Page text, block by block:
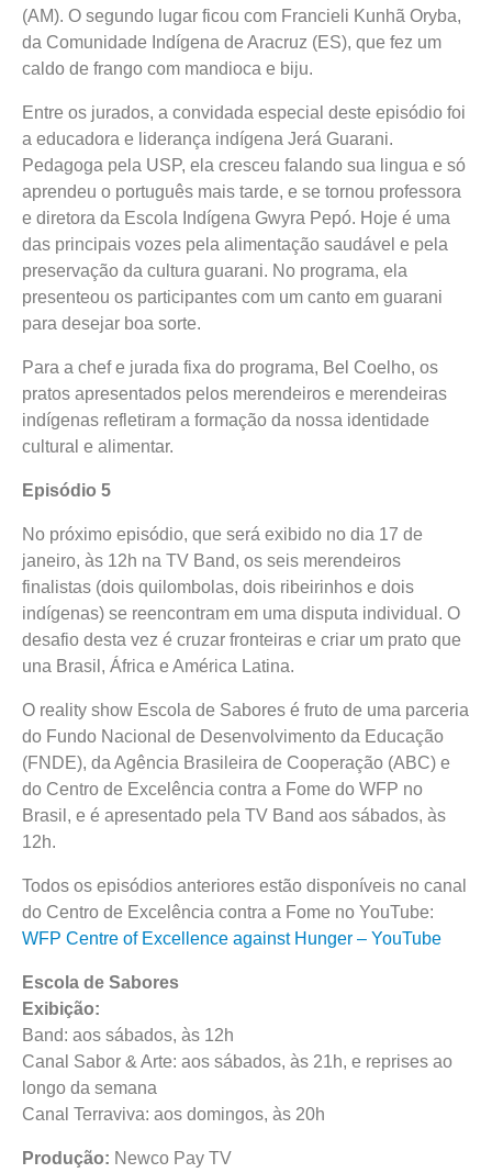
(AM). O segundo lugar ficou com Francieli Kunhã Oryba,
da Comunidade Indígena de Aracruz (ES), que fez um
caldo de frango com mandioca e biju.
Entre os jurados, a convidada especial deste episódio foi
a educadora e liderança indígena Jerá Guarani.
Pedagoga pela USP, ela cresceu falando sua lingua e só
aprendeu o português mais tarde, e se tornou professora
e diretora da Escola Indígena Gwyra Pepó. Hoje é uma
das principais vozes pela alimentação saudável e pela
preservação da cultura guarani. No programa, ela
presenteou os participantes com um canto em guarani
para desejar boa sorte.
Para a chef e jurada fixa do programa, Bel Coelho, os
pratos apresentados pelos merendeiros e merendeiras
indígenas refletiram a formação da nossa identidade
cultural e alimentar.
Episódio 5
No próximo episódio, que será exibido no dia 17 de
janeiro, às 12h na TV Band, os seis merendeiros
finalistas (dois quilombolas, dois ribeirinhos e dois
indígenas) se reencontram em uma disputa individual. O
desafio desta vez é cruzar fronteiras e criar um prato que
una Brasil, África e América Latina.
O reality show Escola de Sabores é fruto de uma parceria
do Fundo Nacional de Desenvolvimento da Educação
(FNDE), da Agência Brasileira de Cooperação (ABC) e
do Centro de Excelência contra a Fome do WFP no
Brasil, e é apresentado pela TV Band aos sábados, às
12h.
Todos os episódios anteriores estão disponíveis no canal
do Centro de Excelência contra a Fome no YouTube:
WFP Centre of Excellence against Hunger – YouTube
Escola de Sabores
Exibição:
Band: aos sábados, às 12h
Canal Sabor & Arte: aos sábados, às 21h, e reprises ao
longo da semana
Canal Terraviva: aos domingos, às 20h
Produção: Newco Pay TV